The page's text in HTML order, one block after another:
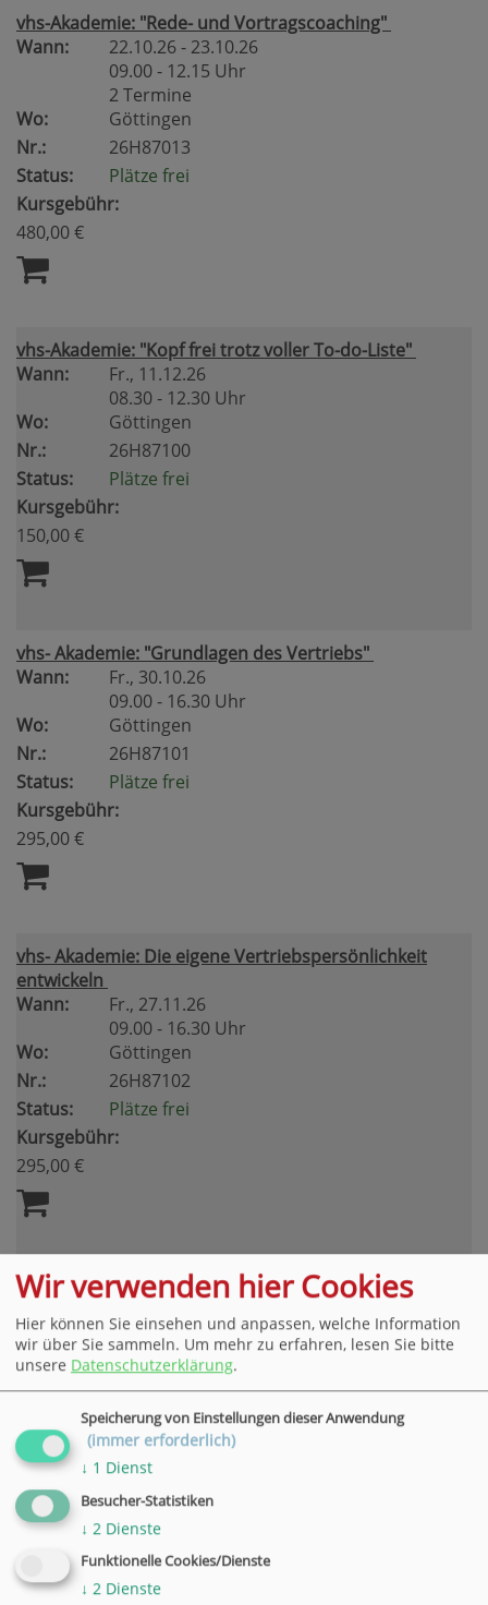
vhs-Akademie: "Rede- und Vortragscoaching"
Wann:
22.10.26 - 23.10.26
09.00 - 12.15 Uhr
2 Termine
Wo:
Göttingen
Nr.:
26H87013
Status:
Plätze frei
Kursgebühr:
480,00 €
vhs-Akademie: "Kopf frei trotz voller To-do-Liste"
Wann:
Fr., 11.12.26
08.30 - 12.30 Uhr
Wo:
Göttingen
Nr.:
26H87100
Status:
Plätze frei
Kursgebühr:
150,00 €
vhs- Akademie: "Grundlagen des Vertriebs"
Wann:
Fr., 30.10.26
09.00 - 16.30 Uhr
Wo:
Göttingen
Nr.:
26H87101
Status:
Plätze frei
Kursgebühr:
295,00 €
vhs- Akademie: Die eigene Vertriebspersönlichkeit
entwickeln
Wann:
Fr., 27.11.26
09.00 - 16.30 Uhr
Wo:
Göttingen
Nr.:
26H87102
Status:
Plätze frei
Kursgebühr:
295,00 €
vhs-Akademie: "Sichtbar werden: Social Media für
Wann:
Mo., 12.10.26
09.00 - 12.30 Uhr
Wo:
Göttingen
26H87103
Status:
Plätze frei
Kursgebühr:
95,00 €
Wir verwenden hier Cookies
Hier können Sie einsehen und anpassen, welche Information
wir über Sie sammeln. Um mehr zu erfahren, lesen Sie bitte
unsere Datenschutzerklärung.
Speicherung von Einstellungen dieser Anwendung
(immer erforderlich)
↓ 1 Dienst
Besucher-Statistiken
↓ 2 Dienste
Funktionelle Cookies/Dienste
↓ 2 Dienste